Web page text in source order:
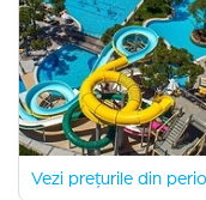
Vezi prețurile din